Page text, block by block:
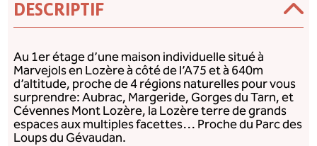
DESCRIPTIF
Au 1er étage d’une maison individuelle situé à
Marvejols en Lozère à côté de l’A75 et à 640m
d’altitude, proche de 4 régions naturelles pour vous
surprendre: Aubrac, Margeride, Gorges du Tarn, et
Cévennes Mont Lozère, la Lozère terre de grands
espaces aux multiples facettes… Proche du Parc des
Loups du Gévaudan.